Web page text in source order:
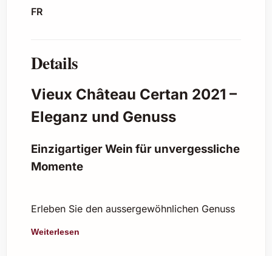
FR
Details
Vieux Château Certan 2021 –
Eleganz und Genuss
Einzigartiger Wein für unvergessliche
Momente
Erleben Sie den aussergewöhnlichen Genuss
renommierte Bordeaux-Wein besticht durch
Weiterlesen